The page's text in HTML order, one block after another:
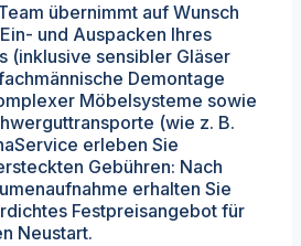
übernimmt auf Wunsch
und Auspacken Ihres
(inklusive sensibler Gläser
Demontage
Möbelsysteme sowie
(wie z. B.
erleben Sie
Gebühren: Nach
erhalten Sie
Festpreisangebot für
Neustart.